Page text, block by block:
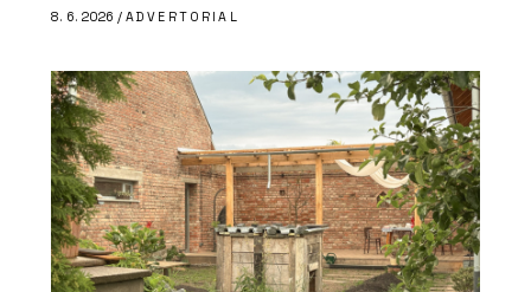
8. 6. 2026 / ADVERTORIAL